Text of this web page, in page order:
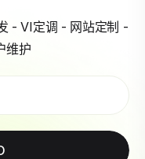
- VI定调 - 网站定制 -
维护